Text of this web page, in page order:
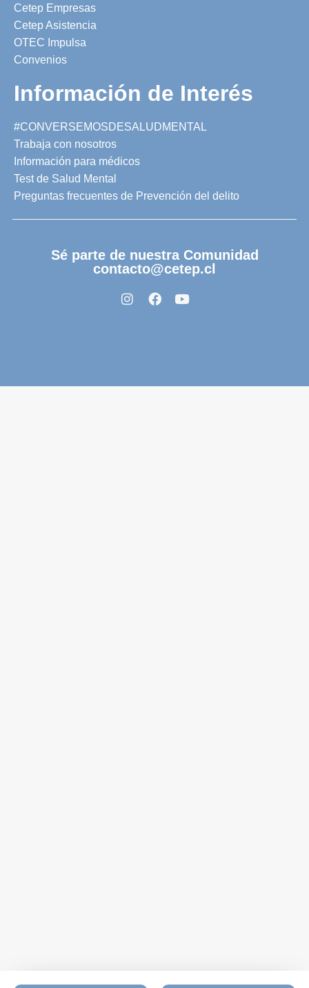
Cetep Empresas
Cetep Asistencia
OTEC Impulsa
Convenios
Información de Interés
#CONVERSEMOSDESALUDMENTAL
Trabaja con nosotros
Información para médicos
Test de Salud Mental
Preguntas frecuentes de Prevención del delito
Sé parte de nuestra Comunidad
contacto@cetep.cl